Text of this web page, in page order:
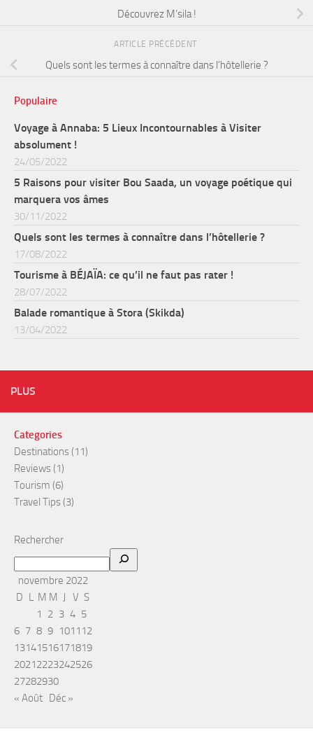
Découvrez M’sila !
ARTICLE PRÉCÉDENT
Quels sont les termes à connaître dans l’hôtellerie ?
Populaire
Voyage à Annaba: 5 Lieux Incontournables à Visiter
absolument !
24/05/2022
5 Raisons pour visiter Bou Saada, un voyage poétique qui
marquera vos âmes
30/11/2022
Quels sont les termes à connaître dans l’hôtellerie ?
17/08/2022
Tourisme à BÉJAÏA: ce qu’il ne faut pas rater !
28/07/2022
Balade romantique à Stora (Skikda)
13/04/2022
PLUS
Categories
Destinations (11)
Reviews (1)
Tourism (6)
Travel Tips (3)
Rechercher
novembre 2022
D L M M J V S
1
2 3 4 5
6 7 8 9 1011 12
13141516171819
20212223242526
27282930
« Août Déc »